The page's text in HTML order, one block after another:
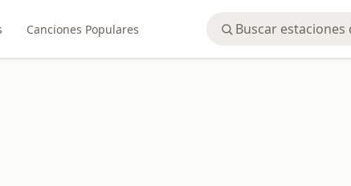
Canciones Populares